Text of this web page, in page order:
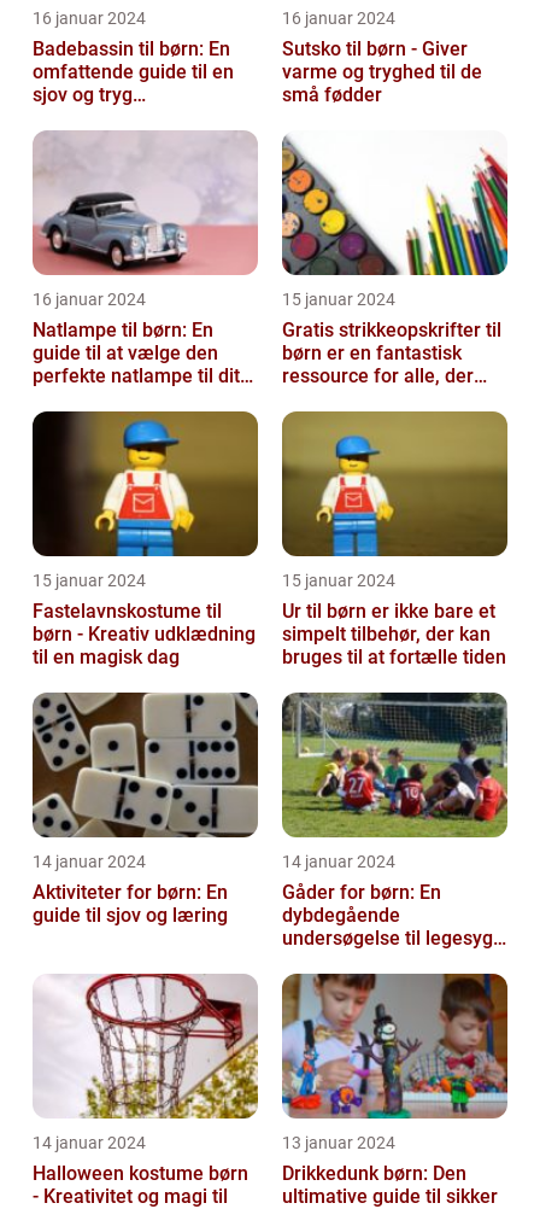
16 januar 2024
Badebassin til børn: En
omfattende guide til en
sjov og tryg
16 januar 2024
Sutsko til børn - Giver
varme og tryghed til de
små fødder
16 januar 2024
Natlampe til børn: En
guide til at vælge den
perfekte natlampe til dit
15 januar 2024
Gratis strikkeopskrifter til
børn er en fantastisk
ressource for alle, der
15 januar 2024
Fastelavnskostume til
børn - Kreativ udklædning
til en magisk dag
15 januar 2024
Ur til børn er ikke bare et
simpelt tilbehør, der kan
bruges til at fortælle tiden
14 januar 2024
Aktiviteter for børn: En
guide til sjov og læring
14 januar 2024
Gåder for børn: En
dybdegående
undersøgelse til legesyge
14 januar 2024
Halloween kostume børn
- Kreativitet og magi til
13 januar 2024
Drikkedunk børn: Den
ultimative guide til sikker